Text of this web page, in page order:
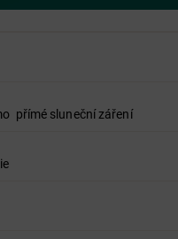
přímé sluneční záření